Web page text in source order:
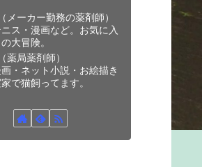
メーカー勤務の薬剤師）
ス・漫画など。お気に入
大冒険。
薬局薬剤師）
・ネット小説・お絵描き
で猫飼ってます。